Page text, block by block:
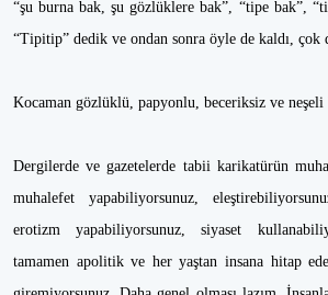
“şu burna bak, şu gözlüklere bak”, “tipe bak”,
“Tipitip” dedik ve ondan sonra öyle de kaldı, çok
Kocaman gözlüklü, papyonlu, beceriksiz ve
Dergilerde ve gazetelerde tabii karikatürün
muhalefet yapabiliyorsunuz,
erotizm yapabiliyorsunuz, siyaset
tamamen apolitik ve her yaştan insana hitap